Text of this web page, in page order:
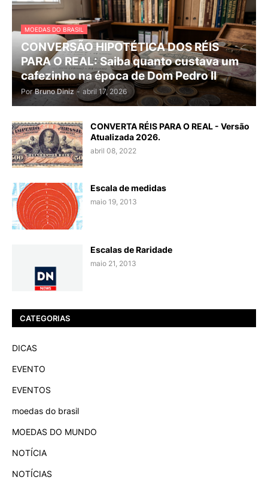
MOEDAS DO BRASIL
CONVERSÃO HIPOTÉTICA DOS RÉIS
PARA O REAL: Saiba quanto custava um
cafezinho na época de Dom Pedro II
Por Bruno Diniz - abril 17, 2026
CONVERTA RÉIS PARA O REAL - Versão
Atualizada 2026.
abril 08, 2022
Escala de medidas
maio 19, 2013
Escalas de Raridade
maio 21, 2013
CATEGORIAS
DICAS
EVENTO
EVENTOS
moedas do brasil
MOEDAS DO MUNDO
NOTÍCIA
NOTÍCIAS